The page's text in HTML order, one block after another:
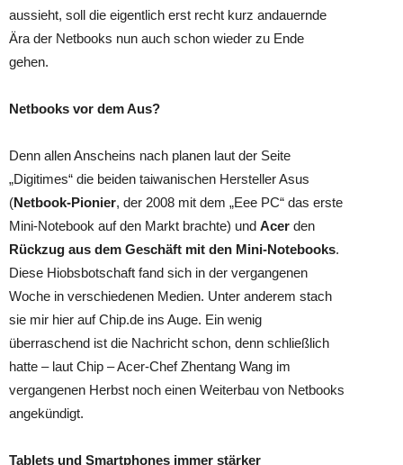
aussieht, soll die eigentlich erst recht kurz andauernde
Ära der Netbooks nun auch schon wieder zu Ende
gehen.
Netbooks vor dem Aus?
Denn allen Anscheins nach planen laut der Seite
„Digitimes“ die beiden taiwanischen Hersteller Asus
(Netbook-Pionier, der 2008 mit dem „Eee PC“ das erste
Mini-Notebook auf den Markt brachte) und Acer den
Rückzug aus dem Geschäft mit den Mini-Notebooks.
Diese Hiobsbotschaft fand sich in der vergangenen
Woche in verschiedenen Medien. Unter anderem stach
sie mir hier auf Chip.de ins Auge. Ein wenig
überraschend ist die Nachricht schon, denn schließlich
hatte – laut Chip – Acer-Chef Zhentang Wang im
vergangenen Herbst noch einen Weiterbau von Netbooks
angekündigt.
Tablets und Smartphones immer stärker